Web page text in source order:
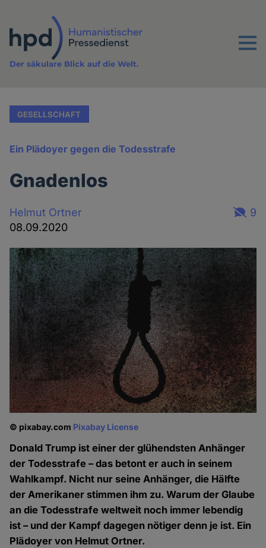
Inhalt
Menu
Der säkulare Blick auf die Welt.
GESELLSCHAFT
Ein Plädoyer gegen die Todesstrafe
Gnadenlos
Helmut Ortner
08.09.2020
9
© pixabay.com Pixabay License
Donald Trump ist einer der glühendsten Anhänger
der Todesstrafe – das betont er auch in seinem
Wahlkampf. Nicht nur seine Anhänger, die Hälfte
der Amerikaner stimmen ihm zu. Warum der Glaube
an die Todesstrafe weltweit noch immer lebendig
ist – und der Kampf dagegen nötiger denn je ist. Ein
Plädoyer von Helmut Ortner.